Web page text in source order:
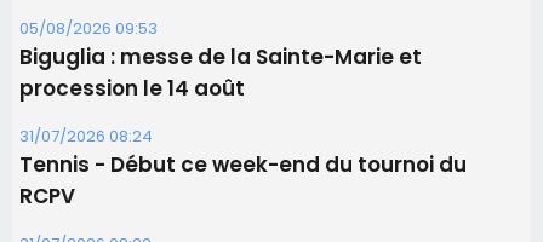
06/08/2026 15:25
Corte – L’association A Nuciola organise une
projection sous les étoiles
06/08/2026 15:04
Alata - Soirée Tango Argentin au stade de San
Benedetto